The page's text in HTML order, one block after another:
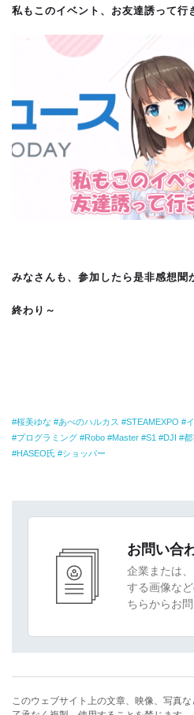
私もこのイベント、お友達誘って行
みなさんも、参加したら是非感想聞
終わり～
桜美ゆな あべのハルカス STEAMEXPO
プログラミング
Robo Master S1 DJI 都
HASEO氏
ショッパー
お問い合
企業または
する画像な
ちらからお
このウェブサイト上の文章、映像、写真